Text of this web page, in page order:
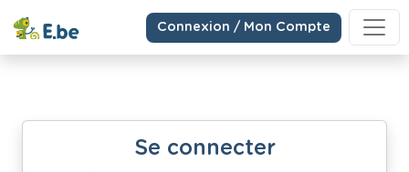
Connexion / Mon Compte
Se connecter